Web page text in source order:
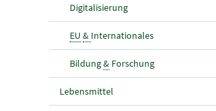
Digitalisierung
EU & Internationales
Bildung& Forschung
Lebensmittel